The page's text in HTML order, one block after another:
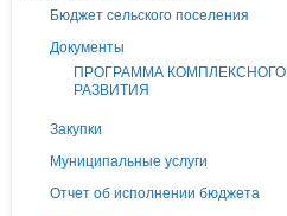
Бюджет сельского поселения
Документы
ПРОГРАММА КОМПЛЕКСНОГО
РАЗВИТИЯ
Закупки
Муниципальные услуги
Отчет об исполнении бюджета